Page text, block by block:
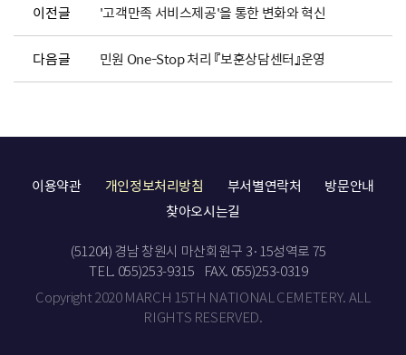
이전글 '고객만족 서비스제공'을 통한 변화와 혁신
다음글 민원 One-Stop 처리 『보훈상담센터』운영
이용약관 개인정보처리방침 부서별연락처
방문안내
찾아오시는길
(51204) 경남 창원시 마산회원구 3·15성역로 75
TEL. 055)253-9315
FAX. 055)253-0319
Copyright 2020 MARCH 15TH NATIONAL CEMETERY. ALL
RIGHTS RESERVED.